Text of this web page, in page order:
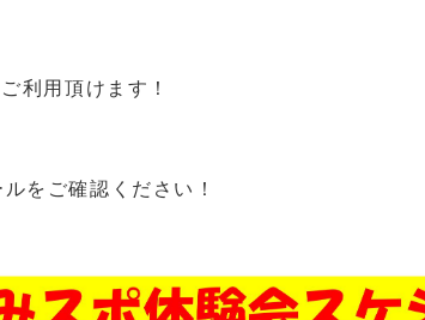
利用頂けます！
をご確認ください！